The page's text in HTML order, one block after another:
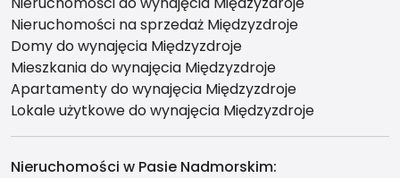
Nieruchomości na sprzedaż Międzyzdroje
Domy do wynajęcia Międzyzdroje
Mieszkania do wynajęcia Międzyzdroje
Apartamenty do wynajęcia Międzyzdroje
Lokale użytkowe do wynajęcia Międzyzdroje
Nieruchomości w Pasie Nadmorskim: